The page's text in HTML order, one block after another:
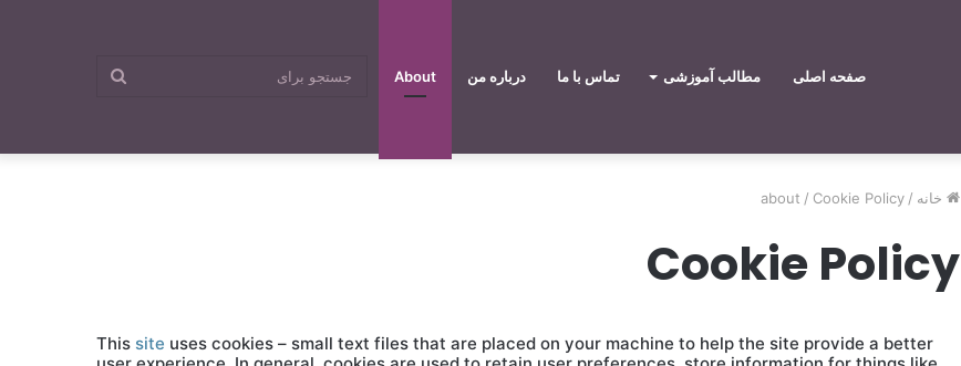
صفحه اصلی مطالب آموزشی تماس با ما درباره من About جستجو
خانه /
about / Cookie Policy
Cookie Policy
This site uses cookies – small text files that are placed on your machine to help the site provide a better